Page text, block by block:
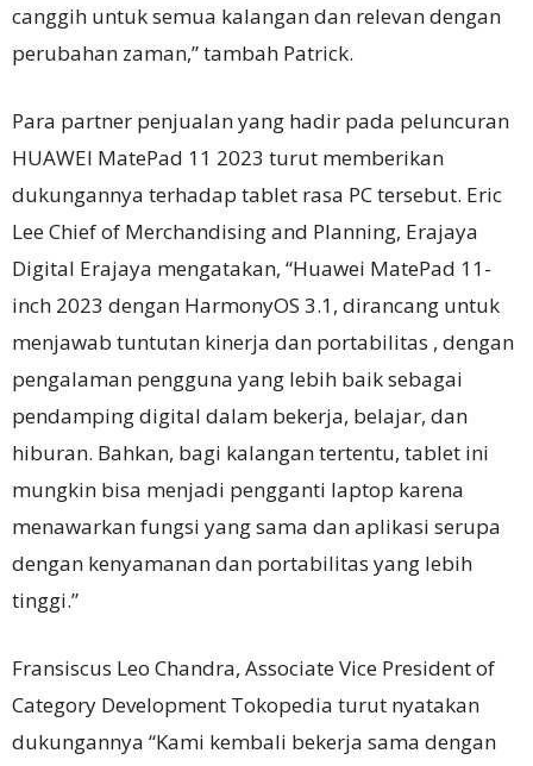
canggih untuk semua kalangan dan relevan dengan
perubahan zaman,” tambah Patrick.
Para partner penjualan yang hadir pada peluncuran
HUAWEI MatePad 11 2023 turut memberikan
dukungannya terhadap tablet rasa PC tersebut. Eric
LeeChief of Merchandising and Planning, Erajaya
Digital Erajaya mengatakan, “Huawei MatePad 11-
inch 2023 dengan HarmonyOS 3.1, dirancang untuk
menjawab tuntutan kinerja dan portabilitas , dengan
pengalaman pengguna yang lebih baik sebagai
pendamping digital dalam bekerja, belajar, dan
hiburan. Bahkan, bagi kalangan tertentu, tablet ini
mungkin bisa menjadi pengganti laptop karena
menawarkan fungsi yang sama dan aplikasi serupa
dengan kenyamanan dan portabilitas yang lebih
tinggi.”
Fransiscus Leo Chandra, Associate Vice President of
Category Development Tokopedia turut nyatakan
dukungannya “Kami kembali bekerja sama dengan